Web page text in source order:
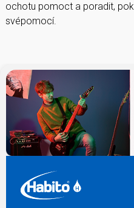
ochotu pomoct a poradit,
svépomocí.